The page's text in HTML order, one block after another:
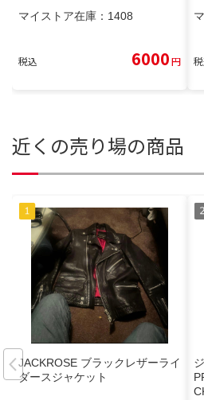
マイストア在庫： 1408
税込 6000円
近くの売り場の商品
JACKROSE ブラックレザーライ
ダースジャケット